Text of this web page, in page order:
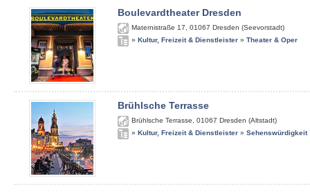
Boulevardtheater Dresden
Maternistraße 17 01067 Dresden (Seevorstadt)
» Kultur, Freizeit & Dienstleister » Theater & Oper
Brühlsche Terrasse
Brühlsche Terrasse 01067 Dresden (Altstadt)
» Kultur, Freizeit & Dienstleister » Sehenswürdigkeit